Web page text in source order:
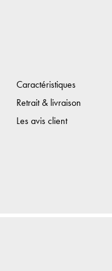
Caractéristiques
Retrait & livraison
Les avis client